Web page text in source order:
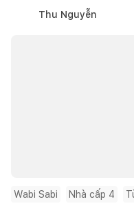
Thu Nguyễn
Wabi Sabi Nhà cấp 4